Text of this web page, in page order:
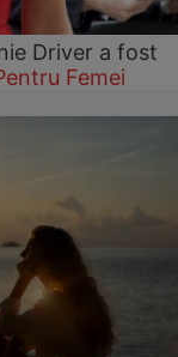
Driver a fost
Femei